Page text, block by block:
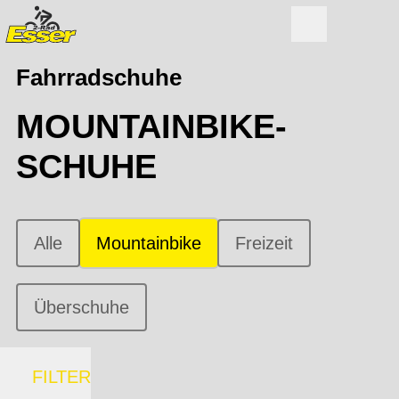
Fahrradschuhe
MOUNTAINBIKE-
SCHUHE
Alle Mountainbike Freizeit
Überschuhe
FILTER